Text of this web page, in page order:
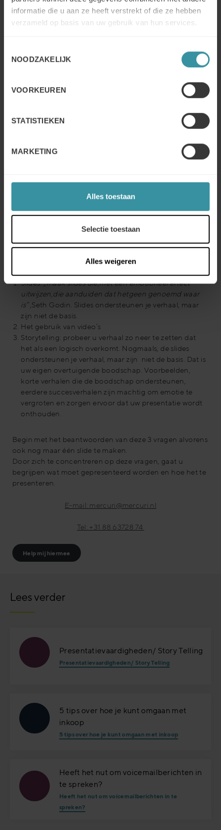
informatie die u aan ze heeft verstrekt of die ze hebben
verzameld op basis van uw gebruik van hun services.
NOODZAKELIJK
VOORKEUREN
STATISTIEKEN
MARKETING
Alles toestaan
Selectie toestaan
Alles weigeren
3. De emotie: welk gevoel moet de commerciële
presentatie opleveren?
voor uw klant hebben. Elke veranderingsbeslissing
(oplossingsverandering, verandering van product, van
De logica, de toepasselijkheid van de argumenten, de
wordt
en geen enkele lijst van feiten kunnen een voldoende
bewijs leveren aan een klant die heeft verkozen om er
reden vinden, zelfs wanneer de feiten anders
Er zijn voornamelijk drie middelen om een emotioneel
effect in commerciële presentatie te creeren:
Slides:„maakslidesdie,meteenemotioneeleffect
uitwijzen die aanduiden dat hetgeen genoemd waar
is” , Seth Godin Slides ondersteunen je verhaal, maar
zijn niet de basis.
Het gebruik van video’s
Storytelling: probeer u verhaal zo neer te zetten dat
het als een logisch overkomt. Nogmaals, de slides
ondersteunen je verhaal, maar zijn niet de basis. Dat is
uw eigen overtuigende boodschap. Voorbeelden,
korte verhalen die de boodschap ondersteunen,
eerdere succesverhalen zijn machtig om emotie te
vergroten en zorgen ervoor dat uw presentatie wordt
onthouden.
Begin met het beantwoorden van deze 3 vragen alvorens
ook nog maar één slide te maken.
Door zich te concentreren op deze vragen, gaat u
begrijpen wat moet gepresenteerd worden en hoe het te
presenteren.
E-mail: mercuri@mercuri.nl
Tel: +31 88 63728 74
Help mij hiermee
Lees verder
Presentatievaardigheden/ Story Telling
Presentatievaardigheden/ Story Telling
5 tips over hoe je kunt omgaan met
inkoop
5 tips over hoe je kunt omgaan met inkoop
Heeft het nut om voicemailberichten in
te spreken?
Heeft het nut om voicemailberichten in te
spreken?